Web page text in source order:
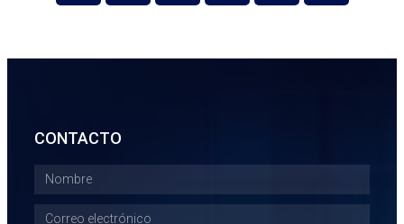
CONTACTO